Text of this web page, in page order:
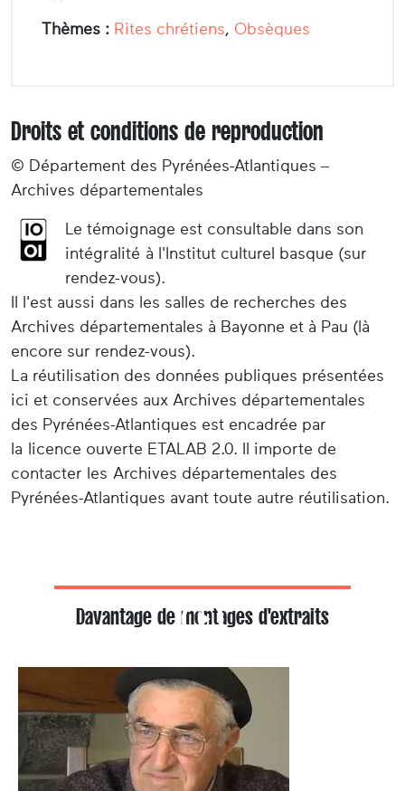
Thèmes : Rites chrétiens, Obsèques
Droits et conditions de reproduction
© Département des Pyrénées-Atlantiques –
Archives départementales
Le témoignage est consultable dans son
intégralité à l'Institut culturel basque (sur
rendez-vous).
Il l'est aussi dans les salles de recherches des
Archives départementales à Bayonne et à Pau (là
encore sur rendez-vous).
La réutilisation des données publiques présentées
ici et conservées aux Archives départementales
des Pyrénées-Atlantiques est encadrée par
la licence ouverte ETALAB 2.0. Il importe de
contacter les Archives départementales des
Pyrénées-Atlantiques avant toute autre réutilisation.
Davantage de montages d'extraits